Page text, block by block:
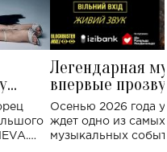
Легендарная
впервые
Украине: где
Осенью 2026 года
ждет одно из
музыкальных